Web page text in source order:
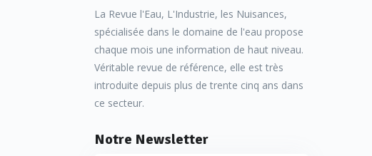
La Revue l'Eau, L'Industrie, les Nuisances,
spécialisée dans le domaine de l'eau propose
chaque mois une information de haut niveau.
Véritable revue de référence, elle est très
introduite depuis plus de trente cinq ans dans
ce secteur.
Notre Newsletter